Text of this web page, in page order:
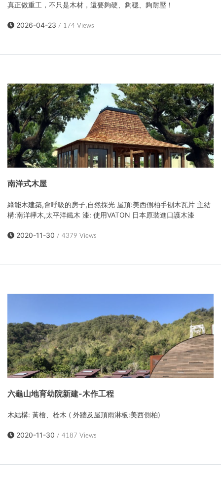
真正做重工，不只是木材，還要夠硬、夠穩、夠耐壓！
2026-04-23 / 174 Views
南洋式木屋
綠能木建築,會呼吸的房子,自然採光 屋頂:美西側柏手刨木瓦片 主結
構:南洋欅木,太平洋鐵木 漆: 使用VATON 日本原裝進口護木漆
2020-11-30 / 4379 Views
六龜山地育幼院新建-木作工程
木結構: 黃檜、栓木 ( 外牆及屋頂雨淋板:美西側柏)
2020-11-30 / 4187 Views